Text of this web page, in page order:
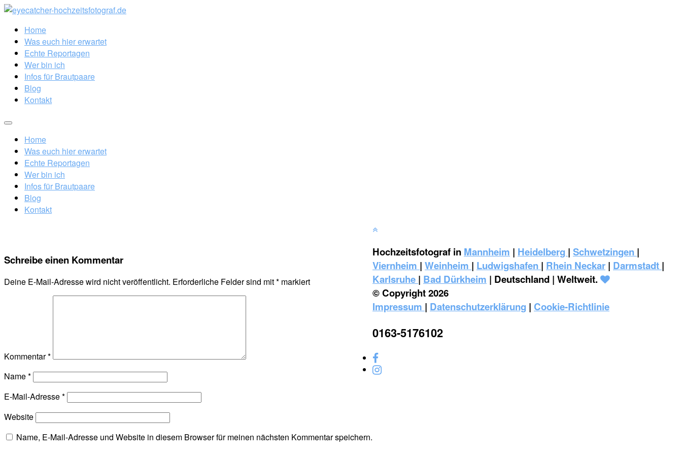
Home
Was euch hier erwartet
Echte Reportagen
Wer bin ich
Infos für Brautpaare
Blog
Kontakt
Home
Was euch hier erwartet
Echte Reportagen
Wer bin ich
Infos für Brautpaare
Blog
Kontakt
Schreibe einen Kommentar
Deine E-Mail-Adresse wird nicht veröffentlicht. Erforderliche Felder sind mit* markiert
Kommentar*
Name*
E-Mail-Adresse*
Website
Name, E-Mail-Adresse und Website in diesem Browser für meinen nächsten Kommentar speichern.
Hochzeitsfotograf in Mannheim | Heidelberg | Schwetzingen |
Viernheim | Weinheim | ‎Ludwigshafen | Rhein Neckar | Darmstadt |
Karlsruhe | Bad Dürkheim | Deutschland | Weltweit.
© Copyright 2026
Impressum | Datenschutzerklärung | Cookie-Richtlinie
0163-5176102